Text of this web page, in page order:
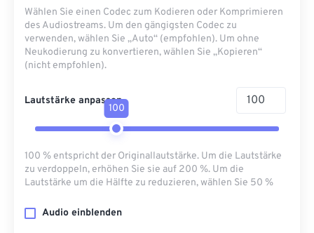
Wählen Sie einen Codec zum Kodieren oder Komprimieren
des Audiostreams. Um den gängigsten Codec zu
verwenden, wählen Sie „Auto“ (empfohlen). Um ohne
Neukodierung zu konvertieren, wählen Sie „Kopieren“
(nicht empfohlen).
Lautstärke anpassen
100
100 % entspricht der Originallautstärke. Um die Lautstärke
zu verdoppeln, erhöhen Sie sie auf 200 %. Um die
Lautstärke um die Hälfte zu reduzieren, wählen Sie 50 %
Audio einblenden